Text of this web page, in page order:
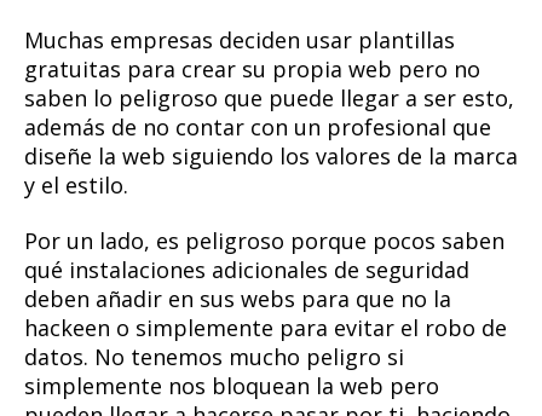
Muchas empresas deciden usar plantillas
gratuitas para crear su propia web pero no
saben lo peligroso que puede llegar a ser esto,
además de no contar con un profesional que
diseñe la web siguiendo los valores de la marca
y el estilo.
Por un lado, es peligroso porque pocos saben
qué instalaciones adicionales de seguridad
deben añadir en sus webs para que no la
hackeen o simplemente para evitar el robo de
datos. No tenemos mucho peligro si
simplemente nos bloquean la web pero